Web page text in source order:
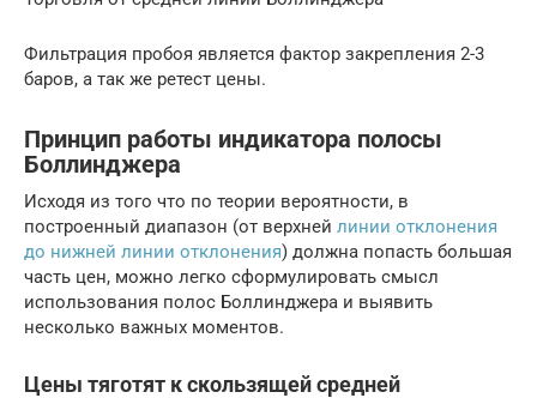
Фильтрация пробоя является фактор закрепления 2-3
баров, а так же ретест цены.
Принцип работы индикатора полосы
Боллинджера
Исходя из того что по теории вероятности, в
построенный диапазон (от верхней линии отклонения
до нижней линии отклонения) должна попасть большая
часть цен, можно легко сформулировать смысл
использования полос Боллинджера и выявить
несколько важных моментов.
Цены тяготят к скользящей средней